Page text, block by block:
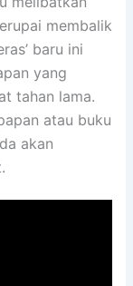
membalik
baru ini
yang
tahan lama.
atau buku
akan